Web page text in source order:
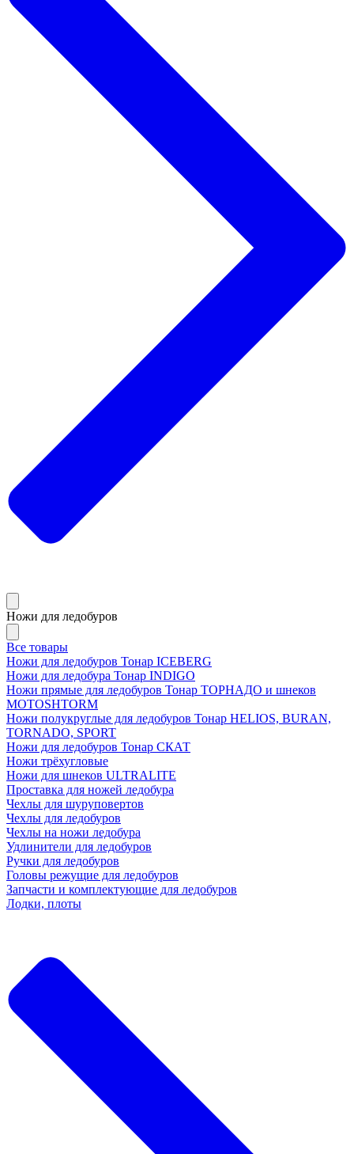
Ножи для ледобуров
Все товары
Ножи для ледобуров Тонар ICEBERG
Ножи для ледобура Тонар INDIGO
Ножи прямые для ледобуров Тонар ТОРНАДО и шнеков
MOTOSHTORM
Ножи полукруглые для ледобуров Тонар HELIOS, BURAN,
TORNADO, SPORT
Ножи для ледобуров Тонар СКАТ
Ножи трёхугловые
Ножи для шнеков ULTRALITE
Проставка для ножей ледобура
Чехлы для шуруповертов
Чехлы для ледобуров
Чехлы на ножи ледобура
Удлинители для ледобуров
Ручки для ледобуров
Головы режущие для ледобуров
Запчасти и комплектующие для ледобуров
Лодки, плоты